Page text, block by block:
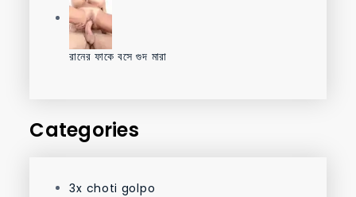
রানের ফাকে বসে গুদ মারা
Categories
3x choti golpo